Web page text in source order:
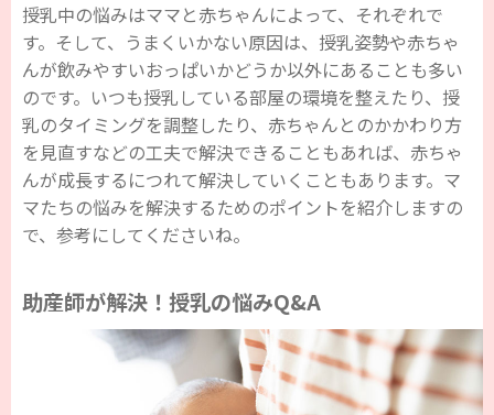
授乳中の悩みはママと赤ちゃんによって、それぞれで
す。そして、うまくいかない原因は、授乳姿勢や赤ちゃ
んが飲みやすいおっぱいかどうか以外にあることも多い
のです。いつも授乳している部屋の環境を整えたり、授
乳のタイミングを調整したり、赤ちゃんとのかかわり方
を見直すなどの工夫で解決できることもあれば、赤ちゃ
んが成長するにつれて解決していくこともあります。マ
マたちの悩みを解決するためのポイントを紹介しますの
で、参考にしてくださいね。
助産師が解決！授乳の悩みQ&A